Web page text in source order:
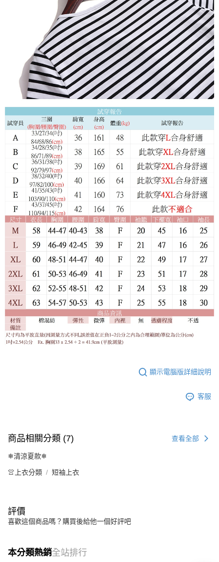
顯示電腦版詳細說明
客服
商品相關分類 (7) 查看全部
❄清涼夏款❄
👚上衣分類 短袖上衣
評價
喜歡這個商品嗎？購買後給他一個好評吧
本分類熱銷全站排行